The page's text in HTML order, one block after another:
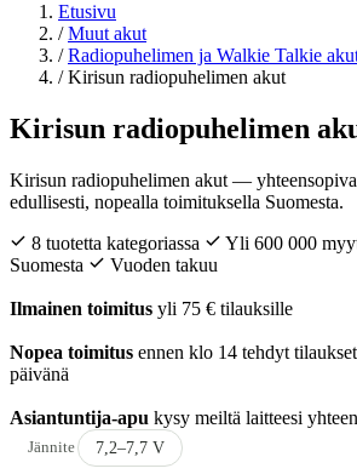
Etusivu
/ Muut akut
/ Radiopuhelimen ja Walkie Talkie
/ Kirisun radiopuhelimen akut
Kirisun radiopuhelimen
Kirisun radiopuhelimen akut —
edullisesti, nopealla toimituksella Suomesta.
8 tuotetta kategoriassa
Yli 600 000
Suomesta
Vuoden takuu
Ilmainen toimitus yli 75 € tilauksille
Nopea toimitus ennen klo 14 tehdyt
päivänä
Asiantuntija-apu kysy meiltä laitteesi
Jännite 7,2–7,7 V